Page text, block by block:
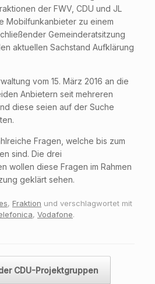
der FWV, CDU und JL
Mobilfunkanbieter zu einem
Gemeinderatsitzung
aktuellen Sachstand Aufklärung
vom 15. März 2016 an die
Anbietern seit mehreren
diese seien auf der Suche
Fragen, welche bis zum
sind. Die drei
wollen diese Fragen im Rahmen
geklärt sehen.
, Fraktion und verschlagwortet mit
, Vodafone.
CDU-Projektgruppen